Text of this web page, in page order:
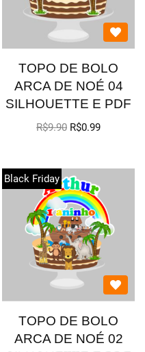
TOPO DE BOLO
ARCA DE NOÉ 04
SILHOUETTE E PDF
R$9.90 R$0.99
Black Friday
TOPO DE BOLO
ARCA DE NOÉ 02